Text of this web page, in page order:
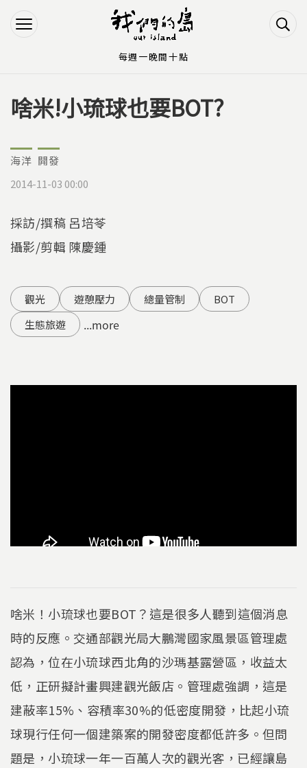
Jump to Navigation
Jump to Main content
您在這裡
啥米!小琉球也要BOT?
海洋 開發
2014-11-03 00:00
採訪/撰稿 呂培苓
攝影/剪輯 陳慶鍾
觀光 遊憩壓力 總量管制
BOT
生態旅遊
...more
啥米！小琉球也要BOT？這是很多人聽到這個消息
時的反應。交通部觀光局大鵬灣國家風景區管理處
認為，位在小琉球西北角的沙瑪基露營區，收益太
低，正研擬計畫興建觀光飯店。管理處強調，這是
建蔽率15%、容積率30%的低密度開發，比起小琉
球現行任何一個建築案的開發密度都低許多。但問
題是，小琉球一年一百萬人次的觀光客，已經讓島
每週一晚間十點